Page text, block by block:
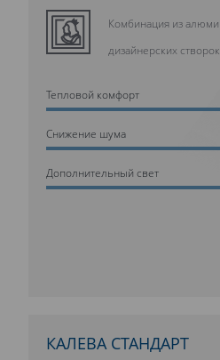
Комбинация из
дизайнерских
Тепловой комфорт
Cнижение шума
Дополнительный свет
КАЛЕВА СТАНДАРТ